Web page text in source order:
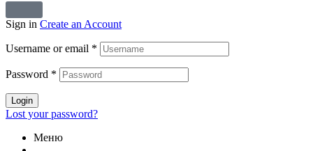
Sign in Create an Account
Username or email *
Password *
Login
Lost your password?
Меню